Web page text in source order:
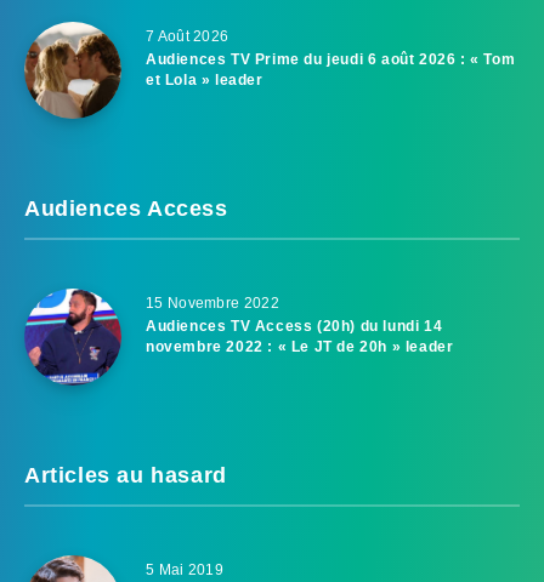
7 Août 2026
Audiences TV Prime du jeudi 6 août 2026 : « Tom
et Lola » leader
Audiences Access
15 Novembre 2022
Audiences TV Access (20h) du lundi 14
novembre 2022 : « Le JT de 20h » leader
Articles au hasard
5 Mai 2019